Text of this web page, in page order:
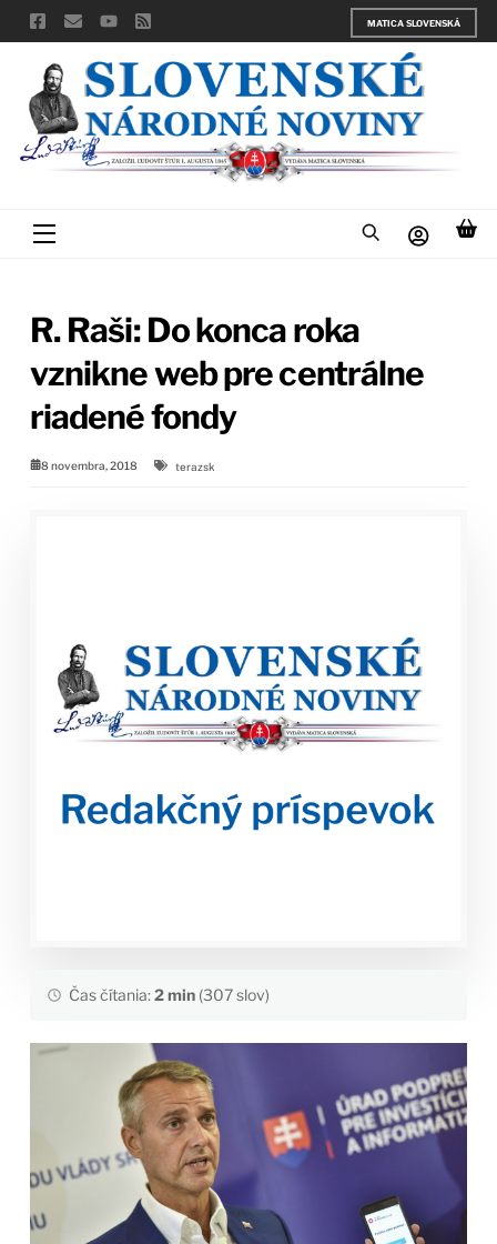
Skip
to
content
MATICA SLOVENSKÁ
Menu
R. Raši: Do konca roka
vznikne web pre centrálne
riadené fondy
8 novembra, 2018 terazsk
Čas čítania:2 min(307 slov)